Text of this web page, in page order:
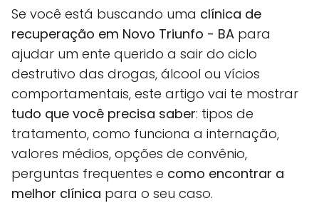
Se você está buscando uma clínica de
recuperação em Novo Triunfo - BA para
ajudar um ente querido a sair do ciclo
destrutivo das drogas, álcool ou vícios
comportamentais, este artigo vai te mostrar
tudo que você precisa saber: tipos de
tratamento, como funciona a internação,
valores médios, opções de convênio,
perguntas frequentes e como encontrar a
melhor clínica para o seu caso.